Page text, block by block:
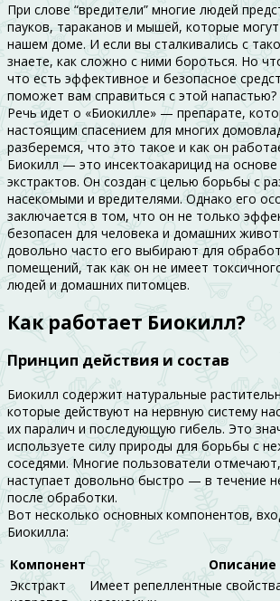
При слове “вредители” многие людей
пауков, тараканов и мышей, которые
нашем доме. И если вы сталкивались с
знаете, как сложно с ними бороться. Но
что есть эффективное и безопасное
поможет вам справиться с этой
Речь идет о «Биокилле» — препарате,
настоящим спасением для многих
разберемся, что это такое и как он
Биокилл — это инсектоакарицид на
экстрактов. Он создан с целью борьбы с
насекомыми и вредителями. Однако его
заключается в том, что он не только
безопасен для человека и домашних
довольно часто его выбирают для
помещений, так как он не имеет
людей и домашних питомцев.
Как работает Биокилл?
Принцип действия и состав
Биокилл содержит натуральные
которые действуют на нервную систему
их паралич и последующую гибель. Это
используете силу природы для борьбы с
соседями. Многие пользователи
наступает довольно быстро — в течение
после обработки.
Вот несколько основных компонентов,
Биокилла:
Компонент
Описание
Экстракт
Имеет репеллентные